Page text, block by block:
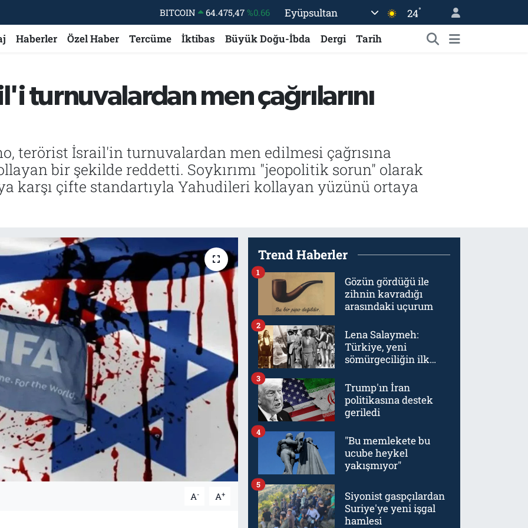
BITCOIN 64.475,47 %0.66
DOLAR
47,5971
%0.05
GRAM ALTIN
6527.85 %0.54
Eyüpsultan 24°
Haberler Özel Haber Tercüme İktibas Büyük Doğu-İbda Dergi Tarih
turnuvalardan men çağrılarını
terörist İsrail'in turnuvalardan men edilmesi çağrısına
bir şekilde reddetti. Soykırımı "jeopolitik sorun" olarak
karşı çifte standartıyla Yahudileri kollayan yüzünü ortaya
A- A+
Trend Haberler
Gözün gördüğü ile
zihnin kavradığı
arasındaki uçurum
1
Lena Salaymeh:
Türkiye, yeni
sömürgeciliğin ilk
2
Trump'ın İran
politikasına destek
geriledi
3
"Bu memlekete bu
ucube heykel
yakışmıyor"
4
Siyonist gaspçılardan
Suriye'ye yeni işgal
hamlesi
5